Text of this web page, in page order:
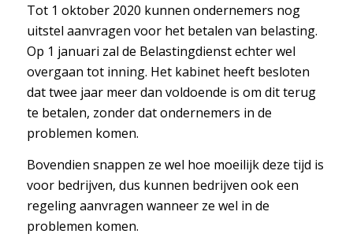
Tot 1 oktober 2020 kunnen ondernemers nog
uitstel aanvragen voor het betalen van belasting.
Op 1 januari zal de Belastingdienst echter wel
overgaan tot inning. Het kabinet heeft besloten
dat twee jaar meer dan voldoende is om dit terug
te betalen, zonder dat ondernemers in de
problemen komen.
Bovendien snappen ze wel hoe moeilijk deze tijd is
voor bedrijven, dus kunnen bedrijven ook een
regeling aanvragen wanneer ze wel in de
problemen komen.